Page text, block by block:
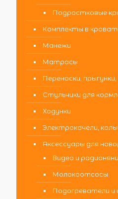
Подростковые
Комплекты в
Манежи
Матрасы
Переноски, прыгунки,
Стульчики для
Ходунки
Электрокачели,
Аксессуары для
Видео и радионяни
Молокоотсосы
Подогреватели